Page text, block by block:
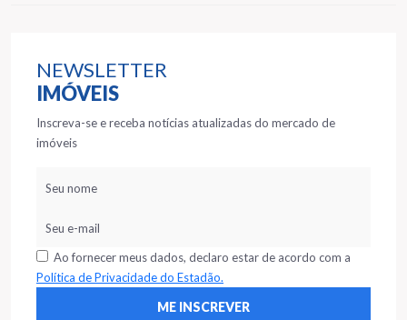
NEWSLETTER
IMÓVEIS
Inscreva-se e receba notícias atualizadas do mercado de
imóveis
Ao fornecer meus dados, declaro estar de acordo com a
Política de Privacidade do Estadão.